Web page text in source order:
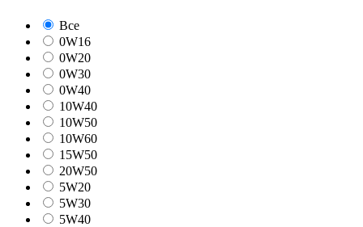
Все
0W16
0W20
0W30
0W40
10W40
10W50
10W60
15W50
20W50
5W20
5W30
5W40